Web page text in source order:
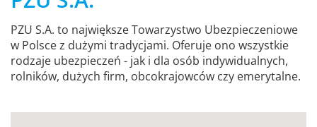
PZU S.A. to największe Towarzystwo Ubezpieczeniowe
w Polsce z dużymi tradycjami. Oferuje ono wszystkie
rodzaje ubezpieczeń - jak i dla osób indywidualnych,
rolników, dużych firm, obcokrajowców czy emerytalne.